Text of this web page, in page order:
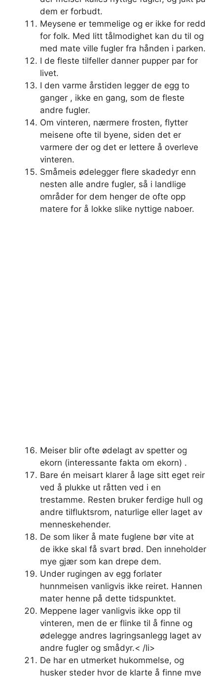
dem er forbudt.
Meysene er temmelige og er ikke for redd
for folk. Med litt tålmodighet kan du til og
med mate ville fugler fra hånden i parken.
I de fleste tilfeller danner pupper par for
livet.
I den varme årstiden legger de egg to
ganger , ikke en gang, som de fleste
andre fugler.
Om vinteren, nærmere frosten, flytter
meisene ofte til byene, siden det er
varmere der og det er lettere å overleve
vinteren.
Småmeis ødelegger flere skadedyr enn
nesten alle andre fugler, så i landlige
områder for dem henger de ofte opp
matere for å lokke slike nyttige naboer.
Meiser blir ofte ødelagt av spetter og
ekorn (interessante fakta om ekorn) .
Bare én meisart klarer å lage sitt eget reir
ved å plukke ut råtten ved i en
trestamme. Resten bruker ferdige hull og
andre tilfluktsrom, naturlige eller laget av
menneskehender.
De som liker å mate fuglene bør vite at
de ikke skal få svart brød. Den inneholder
mye gjær som kan drepe dem.
Under rugingen av egg forlater
hunnmeisen vanligvis ikke reiret. Hannen
mater henne på dette tidspunktet.
Meppene lager vanligvis ikke opp til
vinteren, men de er flinke til å finne og
ødelegge andres lagringsanlegg laget av
andre fugler og smådyr.< /li>
De har en utmerket hukommelse, og
husker steder hvor de klarte å finne mye